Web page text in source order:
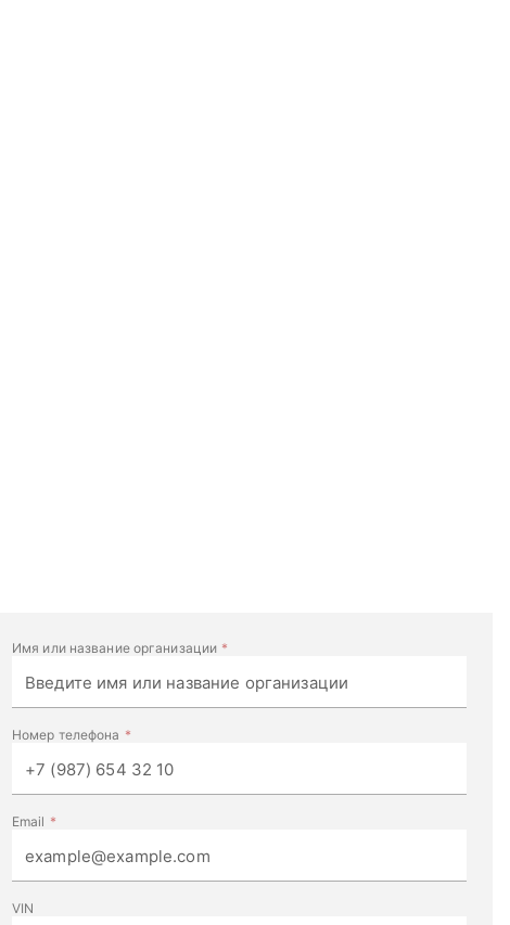
Имя или название организации
Номер телефона
Email
VIN